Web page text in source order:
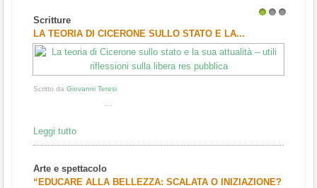
Scritture
LA TEORIA DI CICERONE SULLO STATO E LA...
Scritto da Giovanni Teresi
...
Leggi tutto
Arte e spettacolo
“EDUCARE ALLA BELLEZZA: SCALATA O INIZIAZIONE?